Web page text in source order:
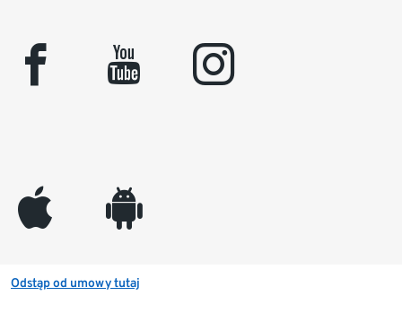
facebook youtube instagram
appleinc android
Odstąp od umowy tutaj